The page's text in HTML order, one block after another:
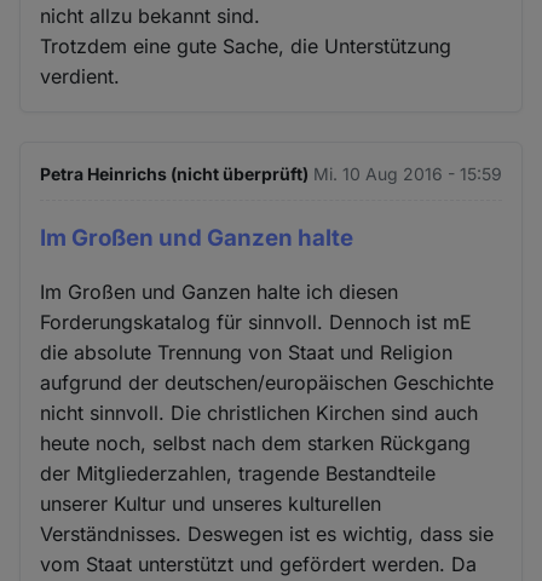
nicht allzu bekannt sind.
Trotzdem eine gute Sache, die Unterstützung
verdient.
Petra Heinrichs (nicht überprüft) Mi. 10 Aug 2016 - 15:59
Im Großen und Ganzen halte
Im Großen und Ganzen halte ich diesen
Forderungskatalog für sinnvoll. Dennoch ist mE
die absolute Trennung von Staat und Religion
aufgrund der deutschen/europäischen Geschichte
nicht sinnvoll. Die christlichen Kirchen sind auch
heute noch, selbst nach dem starken Rückgang
der Mitgliederzahlen, tragende Bestandteile
unserer Kultur und unseres kulturellen
Verständnisses. Deswegen ist es wichtig, dass sie
vom Staat unterstützt und gefördert werden. Da